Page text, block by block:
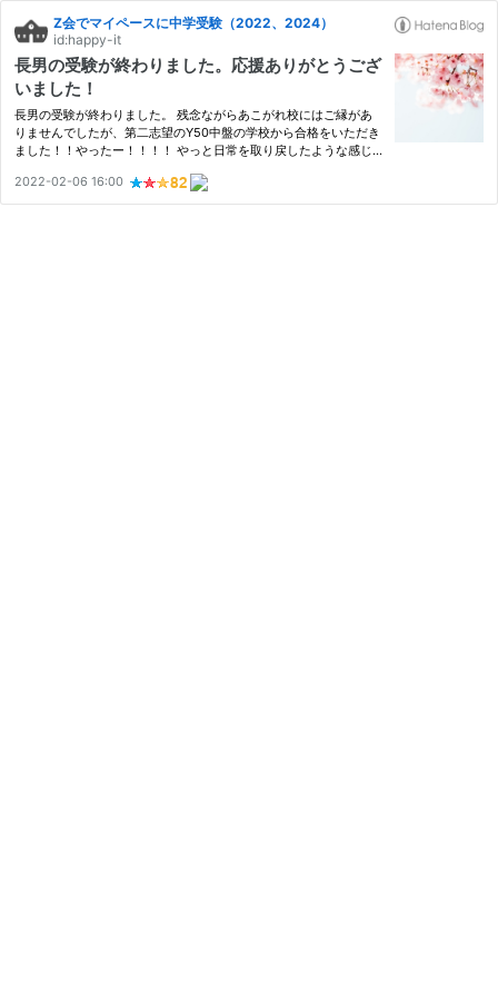
Z会でマイペースに中学受験（2022、2024）
id:happy-it
長男の受験が終わりました。応援ありがとうござ
いました！
長男の受験が終わりました。 残念ながらあこがれ校にはご縁があ
りませんでしたが、第二志望のY50中盤の学校から合格をいただき
ました！！やったー！！！！ やっと日常を取り戻したような感じ
ニコニコ楽しそうに遊んでいる長男を見ながら、なんだか不思議な
気…
2022-02-06 16:00